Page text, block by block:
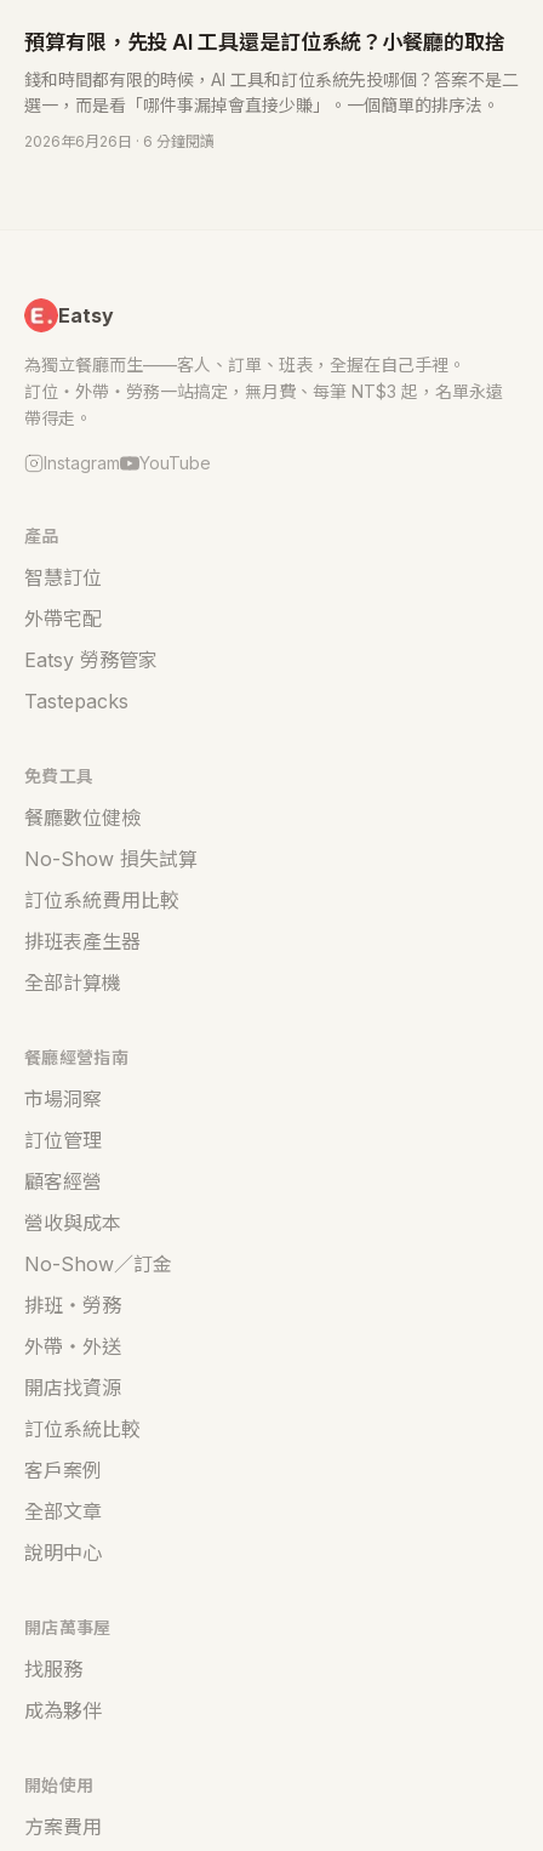
預算有限，先投 AI 工具還是訂位系統？小餐廳的取捨
錢和時間都有限的時候，AI 工具和訂位系統先投哪個？答案不是二
選一，而是看「哪件事漏掉會直接少賺」。一個簡單的排序法。
2026年6月26日 · 6 分鐘閱讀
Eatsy
為獨立餐廳而生——客人、訂單、班表，全握在自己手裡。
訂位・外帶・勞務一站搞定，無月費、每筆 NT$3 起，名單永遠
帶得走。
Instagram YouTube
產品
智慧訂位
外帶宅配
Eatsy 勞務管家
Tastepacks
免費工具
餐廳數位健檢
No-Show 損失試算
訂位系統費用比較
排班表產生器
全部計算機
餐廳經營指南
市場洞察
訂位管理
顧客經營
營收與成本
No-Show／訂金
排班・勞務
外帶・外送
開店找資源
訂位系統比較
客戶案例
全部文章
說明中心
開店萬事屋
找服務
成為夥伴
開始使用
方案費用